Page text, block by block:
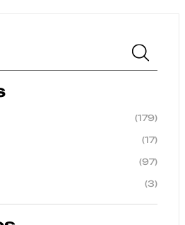
(179)
(17)
(97)
(3)